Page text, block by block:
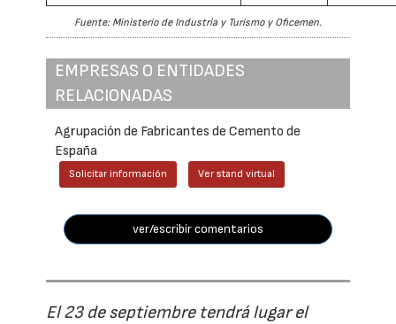
Fuente: Ministerio de Industria y Turismo y Oficemen.
EMPRESAS O ENTIDADES
RELACIONADAS
Agrupación de Fabricantes de Cemento de
España
Solicitar información Ver stand virtual
ver/escribir comentarios
El 23 de septiembre tendrá lugar el